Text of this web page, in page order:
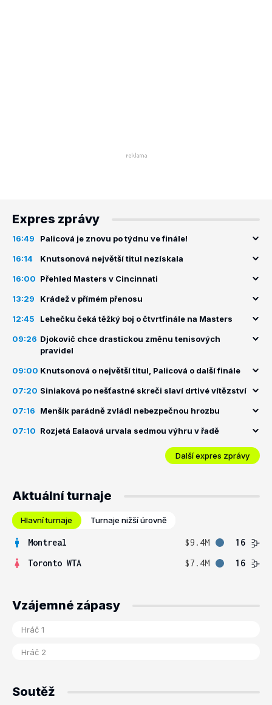
Expres zprávy
16:49 Palicová je znovu po týdnu ve finále!
16:14 Knutsonová největší titul nezískala
16:00 Přehled Masters v Cincinnati
13:29 Krádež v přímém přenosu
12:45 Lehečku čeká těžký boj o čtvrtfinále na Masters
09:26 Djokovič chce drastickou změnu tenisových
pravidel
09:00 Knutsonová o největší titul, Palicová o další finále
07:20 Siniaková po nešťastné skreči slaví drtivé vítězství
07:16 Menšík parádně zvládl nebezpečnou hrozbu
07:10 Rozjetá Ealaová urvala sedmou výhru v řadě
Další expres zprávy
Aktuální turnaje
Hlavní turnaje Turnaje nižší úrovně
Montreal $9.4M
16
Toronto WTA
$7.4M 16
Vzájemné zápasy
Soutěž